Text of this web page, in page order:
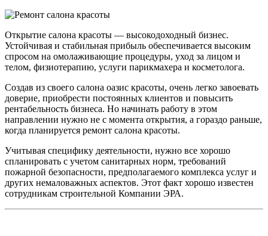
Открытие салона красоты — высокодоходный бизнес.
Устойчивая и стабильная прибыль обеспечивается высоким
спросом на омолаживающие процедуры, уход за лицом и
телом, физиотерапию, услуги парикмахера и косметолога.
Создав из своего салона оазис красоты, очень легко завоевать
доверие, приобрести постоянных клиентов и повысить
рентабельность бизнеса. Но начинать работу в этом
направлении нужно не с момента открытия, а гораздо раньше,
когда планируется ремонт салона красоты.
Учитывая специфику деятельности, нужно все хорошо
спланировать с учетом санитарных норм, требований
пожарной безопасности, предполагаемого комплекса услуг и
других немаловажных аспектов. Этот факт хорошо известен
сотрудникам строительной Компании ЭРА.